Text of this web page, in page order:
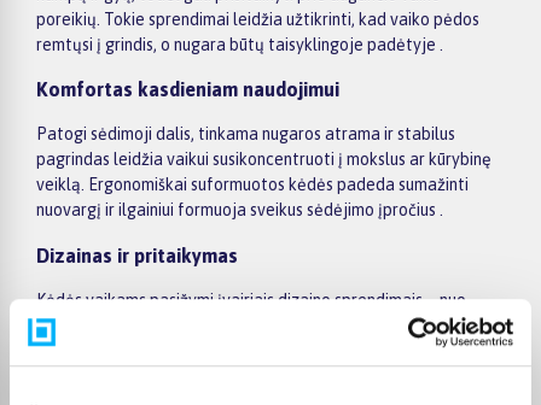
poreikių. Tokie sprendimai leidžia užtikrinti, kad vaiko pėdos
remtųsi į grindis, o nugara būtų taisyklingoje padėtyje .
Komfortas kasdieniam naudojimui
Patogi sėdimoji dalis, tinkama nugaros atrama ir stabilus
pagrindas leidžia vaikui susikoncentruoti į mokslus ar kūrybinę
veiklą. Ergonomiškai suformuotos kėdės padeda sumažinti
nuovargį ir ilgainiui formuoja sveikus sėdėjimo įpročius .
Dizainas ir pritaikymas
Kėdės vaikams pasižymi įvairiais dizaino sprendimais – nuo
spalvingų ir žaismingų iki neutralių, tinkamų paaugliams. Platus
spalvų ir formų pasirinkimas leidžia lengvai priderinti kėdę prie